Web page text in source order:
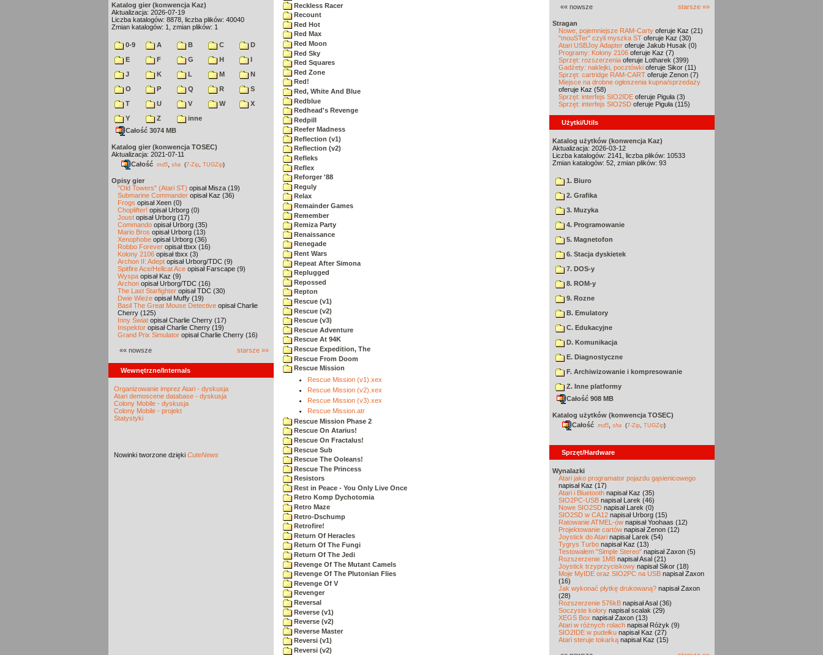
Katalog gier (konwencja Kaz)
Aktualizacja: 2026-07-19
Liczba katalogów: 8878, liczba plików: 40040
Zmian katalogów: 1, zmian plików: 1
0-9 A B C
D
E
F G H
I
J
K L M
N
O
P Q R
S
T
U V W
X
Y
Z
inne
Całość 3074 MB
Katalog gier (konwencja TOSEC)
Aktualizacja: 2021-07-11
Całość md5 sha (7-Zip TUGZip)
Opisy gier
"Old Towers" (Atari ST) opisał Misza (19)
Submarine Commander opisał Kaz (36)
Frogs opisał Xeen (0)
Choplifter! opisał Urborg (0)
Joust opisał Urborg (17)
Commando opisał Urborg (35)
Mario Bros opisał Urborg (13)
Xenophobe opisał Urborg (36)
Robbo Forever opisał tbxx (16)
Kolony 2106 opisał tbxx (3)
Archon II: Adept opisał Urborg/TDC (9)
Spitfire Ace/Hellcat Ace opisał Farscape (9)
Wyspa opisał Kaz (9)
Archon opisał Urborg/TDC (16)
The Last Starfighter opisał TDC (30)
Dwie Wieże opisał Muffy (19)
Basil The Great Mouse Detective opisał Charlie
Cherry (125)
Inny Świat opisał Charlie Cherry (17)
Inspektor opisał Charlie Cherry (19)
Grand Prix Simulator opisał Charlie Cherry (16)
«« nowsze starsze »»
Wewnętrzne/Internals
Organizowanie imprez Atari - dyskusja
Atari demoscene database - dyskusja
Colony Mobile - dyskusja
Colony Mobile - projekt
Statystyki
Nowinki tworzone dzięki CuteNews
Reckless Racer
Recount
Red Hot
Red Max
Red Moon
Red Sky
Red Squares
Red Zone
Red!
Red, White And Blue
Redblue
Redhead's Revenge
Redpill
Reefer Madness
Reflection (v1)
Reflection (v2)
Refleks
Reflex
Reforger '88
Reguly
Relax
Remainder Games
Remember
Remiza Party
Renaissance
Renegade
Rent Wars
Repeat After Simona
Replugged
Repossed
Repton
Rescue (v1)
Rescue (v2)
Rescue (v3)
Rescue Adventure
Rescue At 94K
Rescue Expedition, The
Rescue From Doom
Rescue Mission
Rescue Mission (v1).xex
Rescue Mission (v2).xex
Rescue Mission (v3).xex
Rescue Mission.atr
Rescue Mission Phase 2
Rescue On Atarius!
Rescue On Fractalus!
Rescue Sub
Rescue The Ooleans!
Rescue The Princess
Resistors
Rest in Peace - You Only Live Once
Retro Komp Dychotomia
Retro Maze
Retro-Dschump
Retrofire!
Return Of Heracles
Return Of The Fungi
Return Of The Jedi
Revenge Of The Mutant Camels
Revenge Of The Plutonian Flies
Revenge Of V
Revenger
Reversal
Reverse (v1)
Reverse (v2)
Reverse Master
Reversi (v1)
Reversi (v2)
«« nowsze starsze »»
Stragan
Nowe, pojemniejsze RAM-Carty oferuje Kaz (21)
"mouSTer" czyli myszka ST oferuje Kaz (30)
Atari USBJoy Adapter oferuje Jakub Husak (0)
Programy: Kolony 2106 oferuje Kaz (7)
Sprzęt: rozszerzenia oferuje Lotharek (399)
Gadżety: naklejki, pocztówki oferuje Sikor (11)
Sprzęt: cartridge RAM-CART oferuje Zenon (7)
Miejsce na drobne ogłoszenia kupna/sprzedaży
oferuje Kaz (58)
Sprzęt: interfejs SIO2IDE oferuje Piguła (3)
Sprzęt: interfejs SIO2SD oferuje Piguła (115)
Użytki/Utils
Katalog użytków (konwencja Kaz)
Aktualizacja: 2026-03-12
Liczba katalogów: 2141, liczba plików: 10533
Zmian katalogów: 52, zmian plików: 93
1. Biuro
2. Grafika
3. Muzyka
4. Programowanie
5. Magnetofon
6. Stacja dyskietek
7. DOS-y
8. ROM-y
9. Rozne
B. Emulatory
C. Edukacyjne
D. Komunikacja
E. Diagnostyczne
F. Archiwizowanie i kompresowanie
Z. Inne platformy
Całość 908 MB
Katalog użytków (konwencja TOSEC)
Całość md5 sha (7-Zip TUGZip)
Sprzęt/Hardware
Wynalazki
Atari jako programator pojazdu gąsienicowego
napisał Kaz (17)
Atari i Bluetooth napisał Kaz (35)
SIO2PC-USB napisał Larek (46)
Nowe SIO2SD napisał Larek (0)
SIO2SD w CA12 napisał Urborg (15)
Ratowanie ATMEL-ów napisał Yoohaas (12)
Projektowanie cartów napisał Zenon (12)
Joystick do Atari napisał Larek (54)
Tygrys Turbo napisał Kaz (13)
Testowałem "Simple Stereo" napisał Zaxon (5)
Rozszerzenie 1MB napisał Asal (21)
Joystick trzyprzyciskowy napisał Sikor (18)
Moje MyIDE oraz SIO2PC na USB napisał Zaxon
(16)
Jak wykonać płytkę drukowaną? napisał Zaxon
(28)
Rozszerzenie 576kB napisał Asal (36)
Soczyste kolory napisał scalak (29)
XEGS Box napisał Zaxon (13)
Atari w różnych rolach napisał Różyk (9)
SIO2IDE w pudełku napisał Kaz (27)
Atari steruje tokarką napisał Kaz (15)